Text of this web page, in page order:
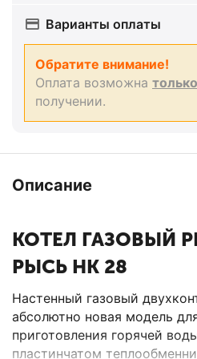
Варианты оплаты
Обратите внимание!
Оплата возможна
получении.
Описание
КОТЕЛ ГАЗОВЫЙ
РЫСЬ HK 28
Настенный газовый
абсолютно новая модель
приготовления горячей
пластинчатом